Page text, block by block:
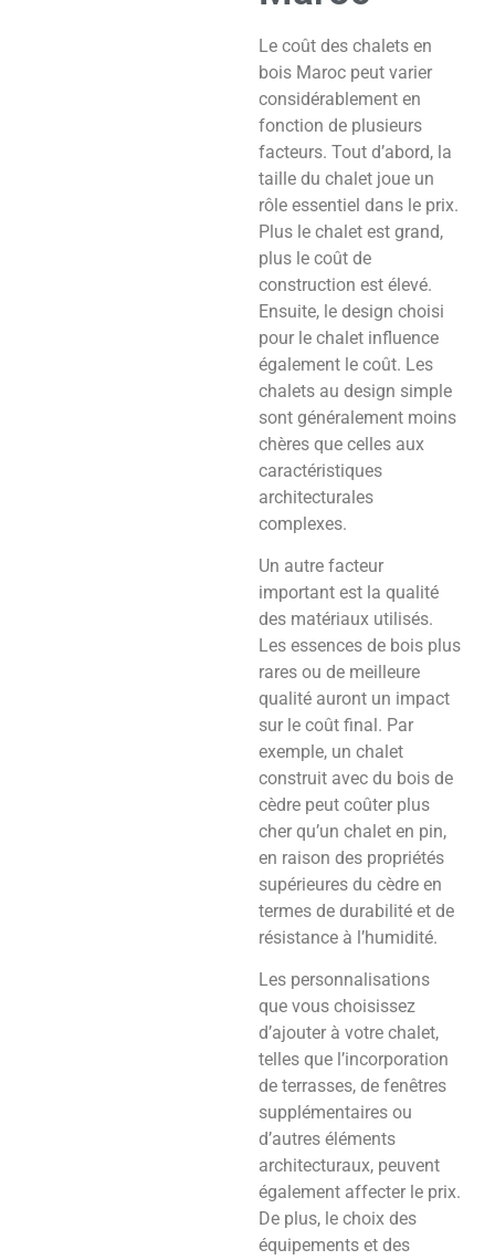
Le coût des chalets en
bois Maroc peut varier
considérablement en
fonction de plusieurs
facteurs. Tout d’abord, la
taille du chalet joue un
rôle essentiel dans le prix.
Plus le chalet est grand,
plus le coût de
construction est élevé.
Ensuite, le design choisi
pour le chalet influence
également le coût. Les
chalets au design simple
sont généralement moins
chères que celles aux
caractéristiques
architecturales
complexes.
Un autre facteur
important est la qualité
des matériaux utilisés.
Les essences de bois plus
rares ou de meilleure
qualité auront un impact
sur le coût final. Par
exemple, un chalet
construit avec du bois de
cèdre peut coûter plus
cher qu’un chalet en pin,
en raison des propriétés
supérieures du cèdre en
termes de durabilité et de
résistance à l’humidité.
Les personnalisations
que vous choisissez
d’ajouter à votre chalet,
telles que l’incorporation
de terrasses, de fenêtres
supplémentaires ou
d’autres éléments
architecturaux, peuvent
également affecter le prix.
De plus, le choix des
équipements et des